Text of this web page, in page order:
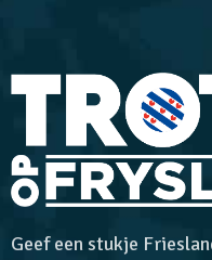
Geef een stukje